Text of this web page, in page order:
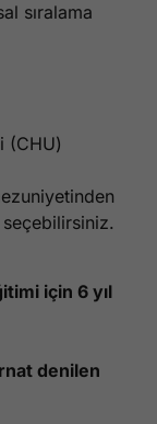
sıralama
(CHU)
için 6 yıl
denilen